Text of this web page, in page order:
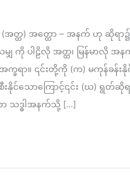
(အတ္ထ) အ​တ္ထော – အနက်​ ဟု ဆို
ကို ပါဠိလို အတ္ထ၊ မြန်​မာလို
ခရာ။ ၎င်းတို့ကို (က) မကုန်ခန်းနို
းနိုင်သောကြောင့်၎င်း (ဃ) ရွတ်
ာ သဒ္ဓါအနက်သို့ […]